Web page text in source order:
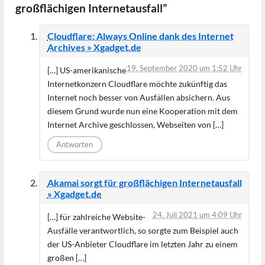
großflächigen Internetausfall”
Cloudflare: Always Online dank des Internet
Archives » Xgadget.de
19. September 2020 um 1:52 Uhr
[…] US-amerikanische
Internetkonzern Cloudflare möchte zukünftig das
Internet noch besser von Ausfällen absichern. Aus
diesem Grund wurde nun eine Kooperation mit dem
Internet Archive geschlossen, Webseiten von […]
Antworten
Akamai sorgt für großflächigen Internetausfall
» Xgadget.de
24. Juli 2021 um 4:09 Uhr
[…] für zahlreiche Website-
Ausfälle verantwortlich, so sorgte zum Beispiel auch
der US-Anbieter Cloudflare im letzten Jahr zu einem
großen […]